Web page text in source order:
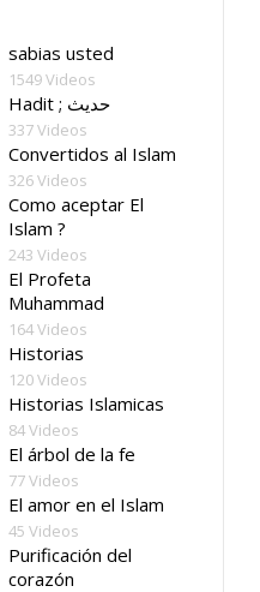
sabias usted
1549 Videos
Hadit ; حديث
337 Videos
Convertidos al Islam
326 Videos
Como aceptar El
Islam ?
243 Videos
El Profeta
Muhammad
164 Videos
Historias
120 Videos
Historias Islamicas
84 Videos
El árbol de la fe
77 Videos
El amor en el Islam
45 Videos
Purificación del
corazón